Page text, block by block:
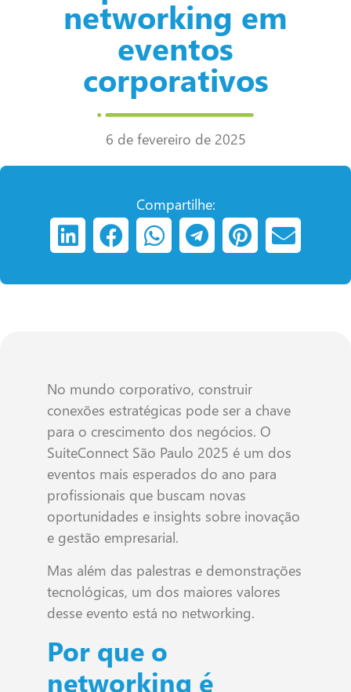
networking em
eventos
corporativos
6 de fevereiro de 2025
Compartilhe:
No mundo corporativo, construir
conexões estratégicas pode ser a chave
para o crescimento dos negócios. O
SuiteConnect São Paulo 2025 é um dos
eventos mais esperados do ano para
profissionais que buscam novas
oportunidades e insights sobre inovação
e gestão empresarial.
Mas além das palestras e demonstrações
tecnológicas, um dos maiores valores
desse evento está no networking.
Por que o
networking é